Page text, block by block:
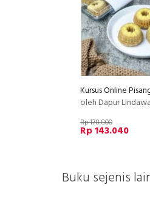
oleh Dapur
Rp 178.800
Rp 143.040
Buku sejenis